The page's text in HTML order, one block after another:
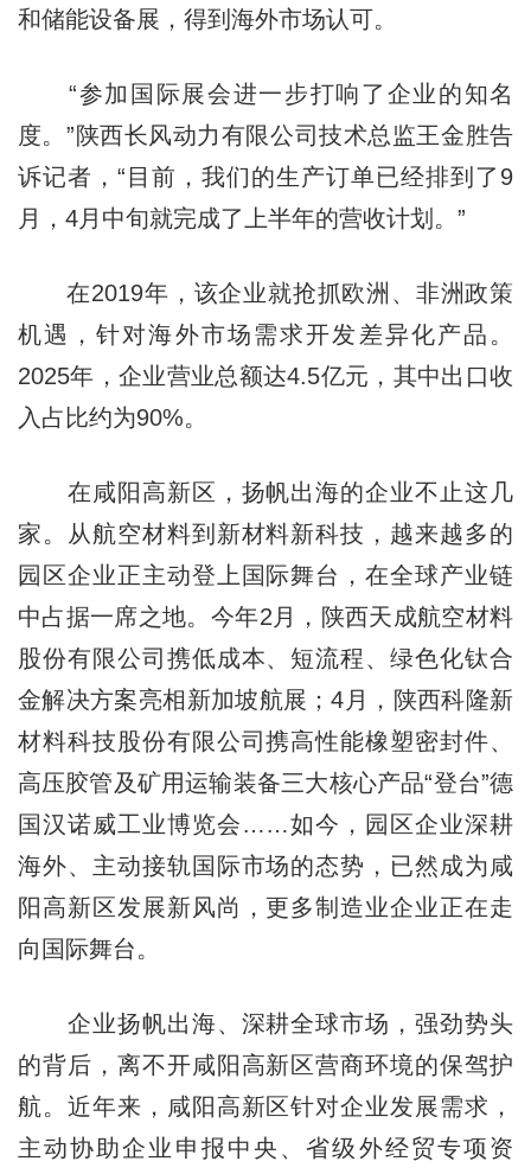
和储能设备展，得到海外市场认可。
“参加国际展会进一步打响了企业的知名
度。”陕西长风动力有限公司技术总监王金胜告
诉记者，“目前，我们的生产订单已经排到了9
月，4月中旬就完成了上半年的营收计划。”
在2019年，该企业就抢抓欧洲、非洲政策
机遇，针对海外市场需求开发差异化产品。
2025年，企业营业总额达4.5亿元，其中出口收
入占比约为90%。
在咸阳高新区，扬帆出海的企业不止这几
家。从航空材料到新材料新科技，越来越多的
园区企业正主动登上国际舞台，在全球产业链
中占据一席之地。今年2月，陕西天成航空材料
股份有限公司携低成本、短流程、绿色化钛合
金解决方案亮相新加坡航展；4月，陕西科隆新
材料科技股份有限公司携高性能橡塑密封件、
高压胶管及矿用运输装备三大核心产品“登台”德
国汉诺威工业博览会……如今，园区企业深耕
海外、主动接轨国际市场的态势，已然成为咸
阳高新区发展新风尚，更多制造业企业正在走
向国际舞台。
企业扬帆出海、深耕全球市场，强劲势头
的背后，离不开咸阳高新区营商环境的保驾护
航。近年来，咸阳高新区针对企业发展需求，
主动协助企业申报中央、省级外经贸专项资